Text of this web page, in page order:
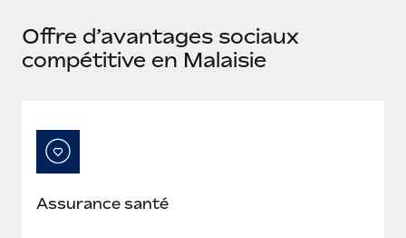
Offre d’avantages sociaux
compétitive en Malaisie
Assurance santé